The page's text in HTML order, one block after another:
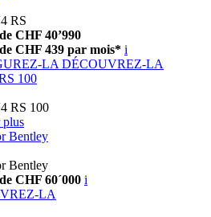
RS
CHF 40’990
CHF 439 par mois* i
LA DÉCOUVREZ-LA
100
RS 100
plus
Bentley
Bentley
CHF 60´000 i
LA